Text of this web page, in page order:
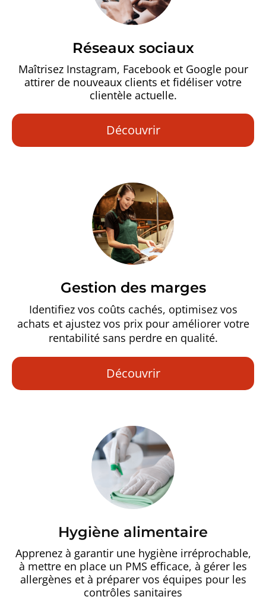
Réseaux sociaux
Maîtrisez Instagram, Facebook et Google pour
attirer de nouveaux clients et fidéliser votre
clientèle actuelle.
Découvrir
Gestion des marges
Identifiez vos coûts cachés, optimisez vos
achats et ajustez vos prix pour améliorer votre
rentabilité sans perdre en qualité.
Découvrir
Hygiène alimentaire
Apprenez à garantir une hygiène irréprochable,
à mettre en place un PMS efficace, à gérer les
allergènes et à préparer vos équipes pour les
contrôles sanitaires